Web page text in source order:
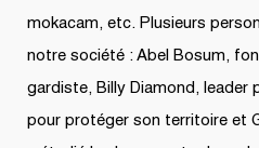
mokacam, etc. Plusieurs
notre société : Abel Bosum,
gardiste, Billy Diamond, leader
pour protéger son territoire et